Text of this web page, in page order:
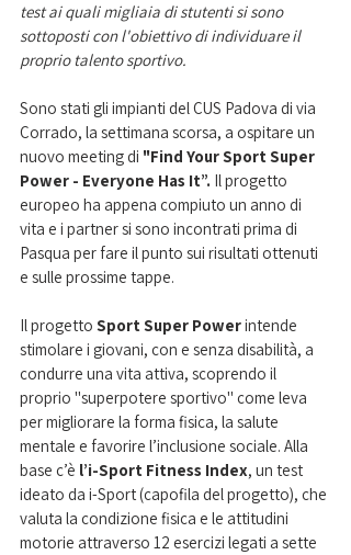
test ai quali migliaia di stutenti si sono
sottoposti con l'obiettivo di individuare il
proprio talento sportivo.
Sono stati gli impianti del CUS Padova di via
Corrado, la settimana scorsa, a ospitare un
nuovo meeting di "Find Your Sport Super
Power - Everyone Has It”. Il progetto
europeo ha appena compiuto un anno di
vita e i partner si sono incontrati prima di
Pasqua per fare il punto sui risultati ottenuti
e sulle prossime tappe.
Il progetto Sport Super Power intende
stimolare i giovani, con e senza disabilità, a
condurre una vita attiva, scoprendo il
proprio "superpotere sportivo" come leva
per migliorare la forma fisica, la salute
mentale e favorire l’inclusione sociale. Alla
base c’è l’i-Sport Fitness Index, un test
ideato da i-Sport (capofila del progetto), che
valuta la condizione fisica e le attitudini
motorie attraverso 12 esercizi legati a sette